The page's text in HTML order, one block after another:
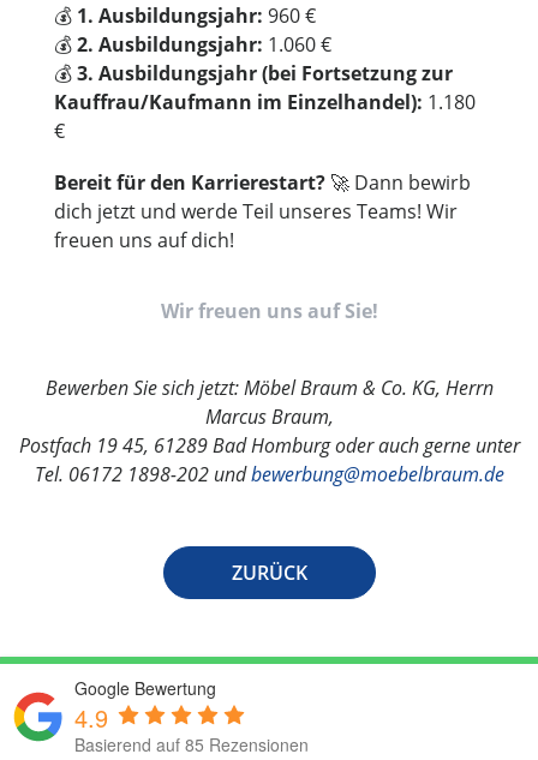
💰 1. Ausbildungsjahr: 960 €
💰2. Ausbildungsjahr: 1.060 €
💰3. Ausbildungsjahr (bei Fortsetzung zur
Kauffrau/Kaufmann im Einzelhandel): 1.180
€
Bereit für den Karrierestart? 🚀 Dann bewirb
dich jetzt und werde Teil unseres Teams! Wir
freuen uns auf dich!
Wir freuen uns auf Sie!
Bewerben Sie sich jetzt: Möbel Braum & Co. KG, Herrn
Marcus Braum,
Postfach 19 45, 61289 Bad Homburg oder auch gerne unter
Tel. 06172 1898-202 undbewerbung@moebelbraum.de
ZURÜCK
Google Bewertung
4.9
Basierend auf 85 Rezensionen